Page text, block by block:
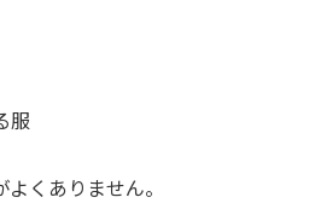
服
くありません。